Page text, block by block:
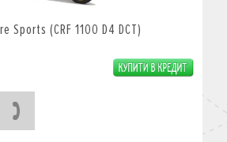
Sports (CRF 1100 D4 DCT)